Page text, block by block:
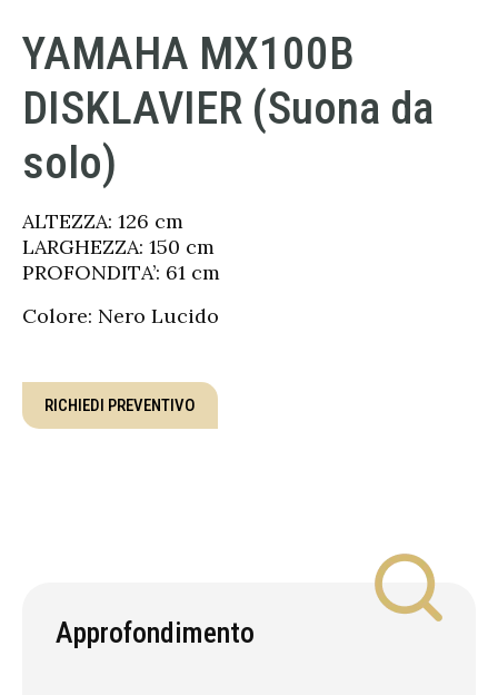
YAMAHA MX100B
DISKLAVIER (Suona da
solo)
ALTEZZA: 126 cm
LARGHEZZA: 150 cm
PROFONDITA’: 61 cm
Colore: Nero Lucido
RICHIEDI PREVENTIVO
Approfondimento